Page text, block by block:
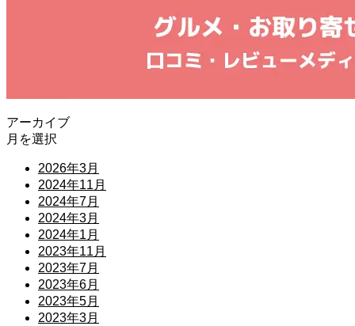
アーカイブ
月を選択
2026年3月
2024年11月
2024年7月
2024年3月
2024年1月
2023年11月
2023年7月
2023年6月
2023年5月
2023年3月